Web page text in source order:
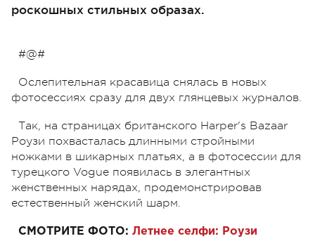
роскошных стильных образах.
#@#
Ослепительная красавица снялась в новых
фотосессиях сразу для двух глянцевых журналов.
Так, на страницах британского Harper's Bazaar
Роузи похвасталась длинными стройными
ножками в шикарных платьях, а в фотосессии для
турецкого Vogue появилась в элегантных
женственных нарядах, продемонстрировав
естественный женский шарм.
СМОТРИТЕ ФОТО: Летнее селфи: Роузи